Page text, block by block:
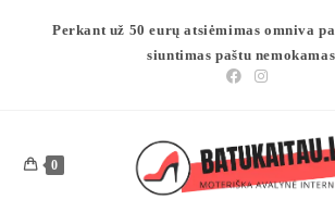
Perkant už 50 eurų atsiėmimas omniva
siuntimas paštu
0